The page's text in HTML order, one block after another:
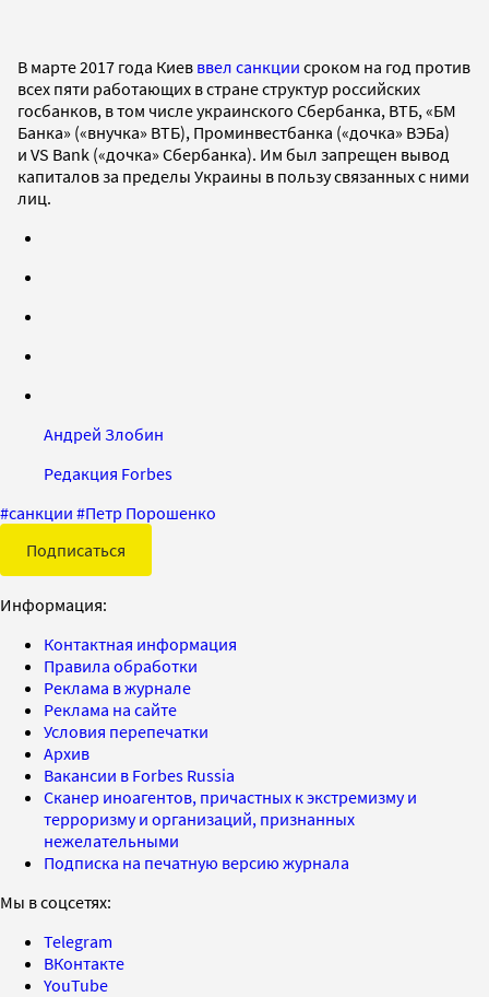
В марте 2017 года Киев ввел санкции сроком на год против
всех пяти работающих в стране структур российских
госбанков, в том числе украинского Сбербанка, ВТБ, «БМ
Банка» («внучка» ВТБ), Проминвестбанка («дочка» ВЭБа)
и VS Bank («дочка» Сбербанка). Им был запрещен вывод
капиталов за пределы Украины в пользу связанных с ними
лиц.
Андрей Злобин
Редакция Forbes
#санкции #Петр Порошенко
Подписаться
Информация:
Контактная информация
Правила обработки
Реклама в журнале
Реклама на сайте
Условия перепечатки
Архив
Вакансии в Forbes Russia
Сканер иноагентов, причастных к экстремизму и
терроризму и организаций, признанных
нежелательными
Подписка на печатную версию журнала
Мы в соцсетях:
Telegram
ВКонтакте
YouTube